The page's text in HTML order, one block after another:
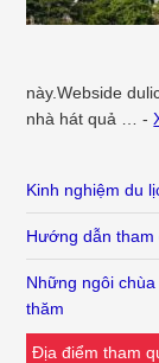
này.Webside
nhà hát quả … -
Kinh nghiệm du
Hướng dẫn tham
Những ngôi
thăm
Địa điểm tham